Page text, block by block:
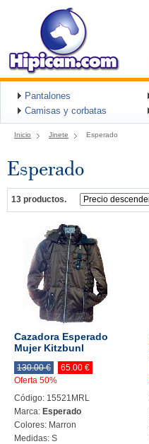
Pantalones
Camisas y corbatas
Inicio Jinete Esperado
Esperado
13 productos.
Cazadora Esperado
Mujer Kitzbunl
130.00 €
65.00 €
Oferta 50%
Código: 15521MRL
Marca: Esperado
Colores: Marron
Medidas: S